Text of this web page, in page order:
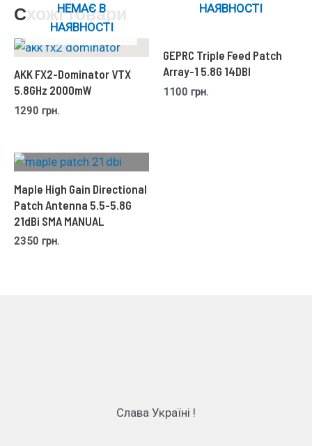
Схожі товари
НЕМАЄ В
НАЯВНОСТІ
AKK FX2-Dominator VTX
5.8GHz 2000mW
1290 грн.
НАЯВНОСТІ
GEPRC Triple Feed Patch
Array-1 5.8G 14DBI
1100 грн.
Maple High Gain Directional
Patch Antenna 5.5-5.8G
21dBi SMA MANUAL
2350 грн.
Слава Україні !